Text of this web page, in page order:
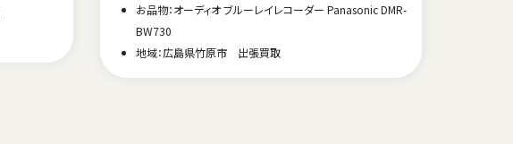
お品物：オーディオ ブルーレイレコーダー Panasonic DMR-
BW730
地域：広島県竹原市 出張買取